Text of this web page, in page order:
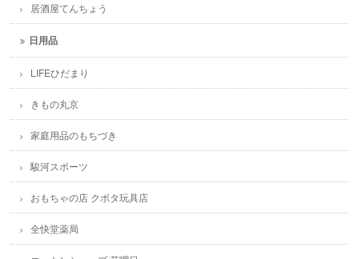
居酒屋てんちょう
日用品
LIFEひだまり
きもの丸京
家庭用品のもちづき
駿河スポーツ
おもちゃの店 クボタ玩具店
全快堂薬局